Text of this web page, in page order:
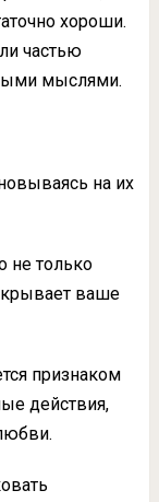
хороши.
частью
мыслями.
на их
не только
ваше
признаком
действия,